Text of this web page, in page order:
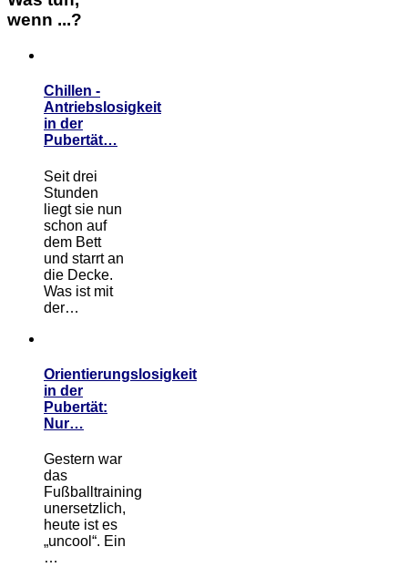
wenn ...?
Chillen -
Antriebslosigkeit
in der
Pubertät…
Seit drei
Stunden
liegt sie nun
schon auf
dem Bett
und starrt an
die Decke.
Was ist mit
der…
Orientierungslosigkeit
in der
Pubertät:
Nur…
Gestern war
das
Fußballtraining
unersetzlich,
heute ist es
„uncool“. Ein
…